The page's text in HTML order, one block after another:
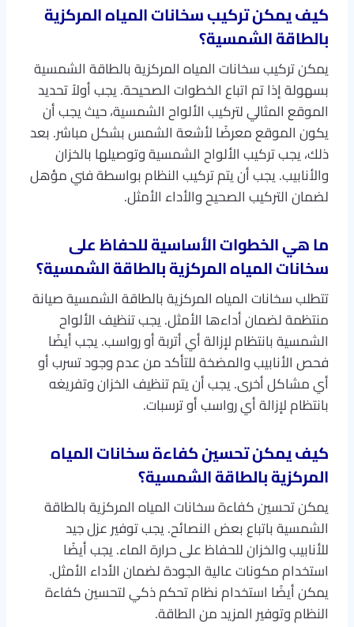
كيف يمكن تركيب سخانات المياه المركزية
بالطاقة الشمسية؟
يمكن تركيب سخانات المياه المركزية بالطاقة الشمسية
بسهولة إذا تم اتباع الخطوات الصحيحة. يجب أولاً تحديد
الموقع المثالي لتركيب الألواح الشمسية، حيث يجب أن
يكون الموقع معرضًا لأشعة الشمس بشكل مباشر. بعد
ذلك، يجب تركيب الألواح الشمسية وتوصيلها بالخزان
والأنابيب. يجب أن يتم تركيب النظام بواسطة فني مؤهل
لضمان التركيب الصحيح والأداء الأمثل.
ما هي الخطوات الأساسية للحفاظ على
سخانات المياه المركزية بالطاقة الشمسية؟
تتطلب سخانات المياه المركزية بالطاقة الشمسية صيانة
منتظمة لضمان أداءها الأمثل. يجب تنظيف الألواح
الشمسية بانتظام لإزالة أي أتربة أو رواسب. يجب أيضًا
فحص الأنابيب والمضخة للتأكد من عدم وجود تسرب أو
أي مشاكل أخرى. يجب أن يتم تنظيف الخزان وتفريغه
بانتظام لإزالة أي رواسب أو ترسبات.
كيف يمكن تحسين كفاءة سخانات المياه
المركزية بالطاقة الشمسية؟
يمكن تحسين كفاءة سخانات المياه المركزية بالطاقة
الشمسية باتباع بعض النصائح. يجب توفير عزل جيد
للأنابيب والخزان للحفاظ على حرارة الماء. يجب أيضًا
استخدام مكونات عالية الجودة لضمان الأداء الأمثل.
يمكن أيضًا استخدام نظام تحكم ذكي لتحسين كفاءة
النظام وتوفير المزيد من الطاقة.